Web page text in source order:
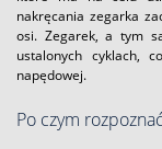
nakręcania zegarka
osi. Zegarek, a tym
ustalonych cyklach,
napędowej.
Po czym